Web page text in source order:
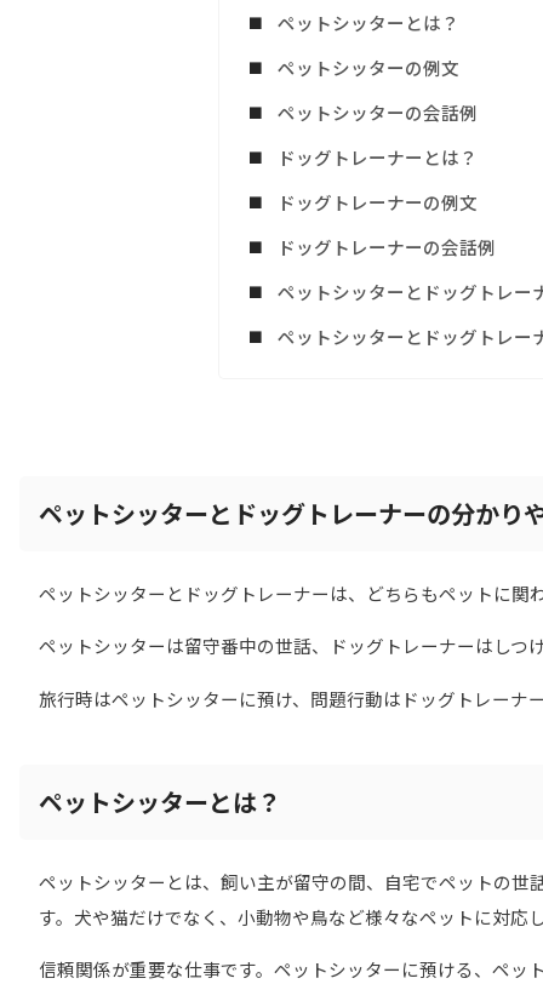
ペットシッターとは？
ペットシッターの例文
ペットシッターの会話例
ドッグトレーナーとは？
ドッグトレーナーの例文
ドッグトレーナーの会話例
ペットシッターとドッグトレー
ペットシッターとドッグトレー
ペットシッターとドッグトレーナーの分かり
ペットシッターとドッグトレーナーは、どちらもペットに関
ペットシッターは留守番中の世話、ドッグトレーナーはしつ
旅行時はペットシッターに預け、問題行動はドッグトレーナ
ペットシッターとは？
ペットシッターとは、飼い主が留守の間、自宅でペットの
す。犬や猫だけでなく、小動物や鳥など様々なペットに対応
信頼関係が重要な仕事です。ペットシッターに預ける、ペ